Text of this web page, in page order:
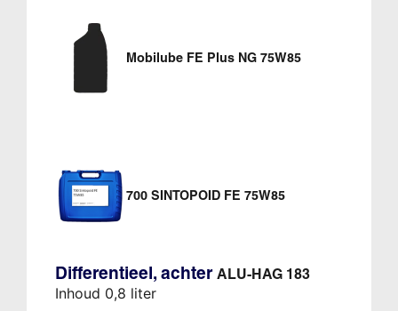
Mobilube FE Plus NG 75W85
700 SINTOPOID FE 75W85
Differentieel, achter ALU-HAG 183
Inhoud 0,8 liter